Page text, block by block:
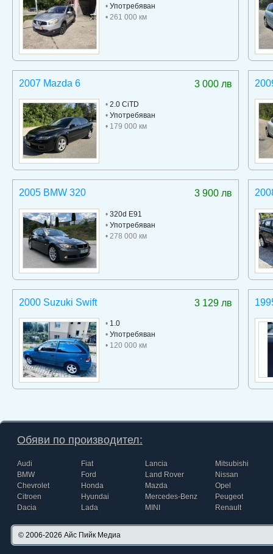
• Употребяван
• 261 000 км
3 000 лв
2007 Mazda 6
• 2.0 CiTD
• Употребяван
• 179 000 км
3 900 лв
2005 BMW 320
• 320d E91
• Употребяван
• 278 000 км
3 129 лв
2000 Suzuki Swift
• 1.0
• Употребяван
• 120 000 км
Обяви по производител:
Audi
BMW
Chevrolet
Citroen
Dacia
Fiat
Ford
Honda
Hyundai
Lada
Lancia
Land Rover
Mazda
Mercedes-Benz
MINI
Mitsubishi
Nissan
Opel
Peugeot
Renault
© 2006-2026 Айс Пийк Медиа